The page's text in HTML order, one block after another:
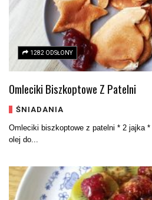
1282 ODSŁONY
Omleciki Biszkoptowe Z Patelni
ŚNIADANIA
Omleciki biszkoptowe z patelni * 2 jajka
olej do...